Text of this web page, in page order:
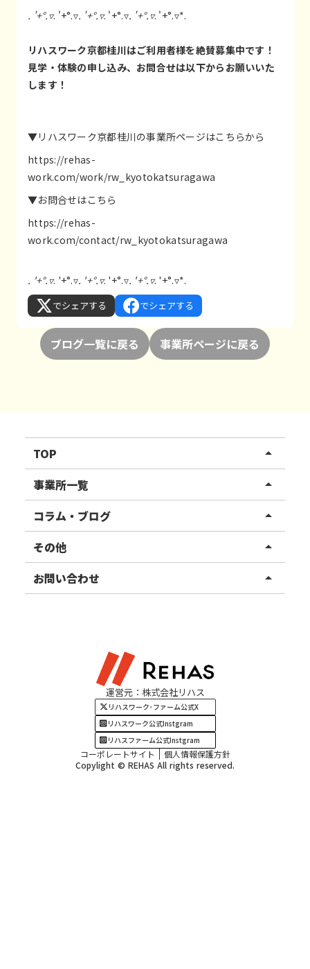
. '+°.▿. '+°.▿. '+°.▿. '+°.▿. '+°.▿. '+°.▿*.
リハスワーク京都桂川はご利用者様を絶賛募集中です！
見学・体験の申し込み、お問合せは以下からお願いいた
します！
▼リハスワーク京都桂川の事業所ページはこちらから
https://rehas-
work.com/work/rw_kyotokatsuragawa
▼お問合せはこちら
https://rehas-
work.com/contact/rw_kyotokatsuragawa
. '+°.▿. '+°.▿. '+°.▿. '+°.▿. '+°.▿. '+°.▿*.
でシェアする でシェアする
ブログ一覧に戻る 事業所ページに戻る
TOP arrow_drop_up
リハスワーク
リハスファーム
事業所一覧 arrow_drop_up
関東エリア
東北エリア
甲信越エリア
四国・九州エリア
コラム・ブログ arrow_drop_up
事業所ブログ
ご利用者様の声
その他 arrow_drop_up
お知らせ
お問い合わせ arrow_drop_up
運営元：株式会社リハス
リハスワーク･ファーム公式X
リハスワーク公式Instgram
リハスファーム公式Instgram
コーポレートサイト
個人情報保護方針
Copylight © REHAS All rights reserved.